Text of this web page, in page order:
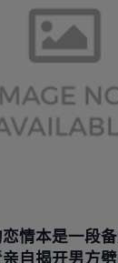
情本是一段
自揭开男方